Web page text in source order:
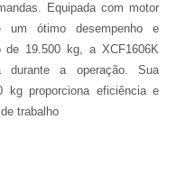
Equipada com motor
ótimo desempenho e
de 19.500 kg, a XCF1606K
durante a operação. Sua
kg proporciona eficiência e
trabalho